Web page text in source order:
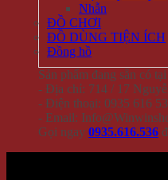
Nhẫn
ĐỒ CHƠI
ĐỒ DÙNG TIỆN ÍCH
Đồng hồ
Sản phẩm đang sẵn có tại
- Địa chỉ: 714 / 17
- Điện thoại: 0935 616
- Email:
Gọi ngay 0935.616.536